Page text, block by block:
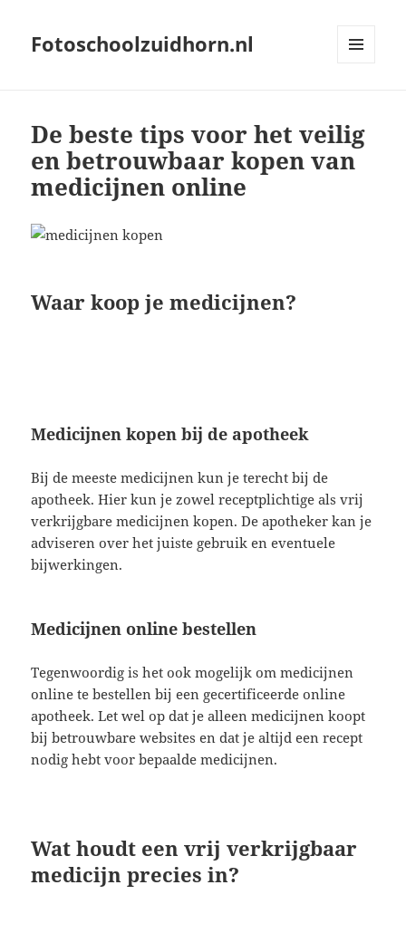
Fotoschoolzuidhorn.nl
De beste tips voor het veilig
en betrouwbaar kopen van
medicijnen online
Waar koop je medicijnen?
Medicijnen kopen bij de apotheek
Bij de meeste medicijnen kun je terecht bij de
apotheek. Hier kun je zowel receptplichtige als vrij
verkrijgbare medicijnen kopen. De apotheker kan je
adviseren over het juiste gebruik en eventuele
bijwerkingen.
Medicijnen online bestellen
Tegenwoordig is het ook mogelijk om medicijnen
online te bestellen bij een gecertificeerde online
apotheek. Let wel op dat je alleen medicijnen koopt
bij betrouwbare websites en dat je altijd een recept
nodig hebt voor bepaalde medicijnen.
Wat houdt een vrij verkrijgbaar
medicijn precies in?